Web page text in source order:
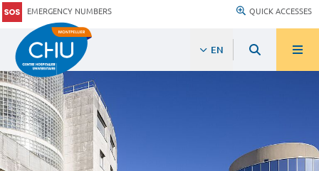
EMERGENCY NUMBERS QUICK ACCESSES
EN